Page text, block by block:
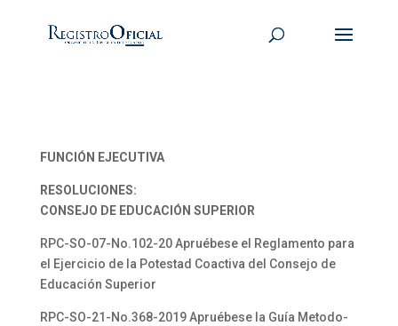
FUNCIÓN EJECUTIVA
RESOLUCIONES:
CONSEJO DE EDUCACIÓN SUPERIOR
RPC-SO-07-No.102-20 Apruébese el Reglamento para
el Ejercicio de la Potestad Coactiva del Consejo de
Educación Superior
RPC-SO-21-No.368-2019 Apruébese la Guía Metodo-